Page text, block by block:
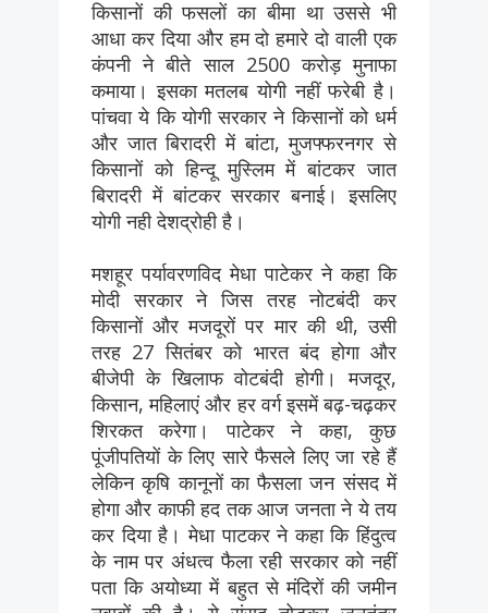
किसानों की फसलों का बीमा था उससे भी
आधा कर दिया और हम दो हमारे दो वाली एक
कंपनी ने बीते साल 2500 करोड़ मुनाफा
कमाया। इसका मतलब योगी नहीं फरेबी है।
पांचवा ये कि योगी सरकार ने किसानों को धर्म
और जात बिरादरी में बांटा, मुजफ्फरनगर से
किसानों को हिन्दू मुस्लिम में बांटकर जात
बिरादरी में बांटकर सरकार बनाई। इसलिए
योगी नही देशद्रोही है।
मशहूर पर्यावरणविद मेधा पाटेकर ने कहा कि
मोदी सरकार ने जिस तरह नोटबंदी कर
किसानों और मजदूरों पर मार की थी, उसी
तरह 27 सितंबर को भारत बंद होगा और
बीजेपी के खिलाफ वोटबंदी होगी। मजदूर,
किसान, महिलाएं और हर वर्ग इसमें बढ़-चढ़कर
शिरकत करेगा। पाटेकर ने कहा, कुछ
पूंजीपतियों के लिए सारे फैसले लिए जा रहे हैं
लेकिन कृषि कानूनों का फैसला जन संसद में
होगा और काफी हद तक आज जनता ने ये तय
कर दिया है। मेधा पाटकर ने कहा कि हिंदुत्व
के नाम पर अंधत्व फैला रही सरकार को नहीं
पता कि अयोध्या में बहुत से मंदिरों की जमीन